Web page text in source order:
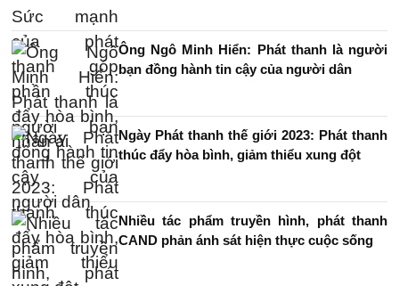
Ông Ngô Minh Hiển: Phát thanh là người
bạn đồng hành tin cậy của người dân
Ngày Phát thanh thế giới 2023: Phát thanh
thúc đẩy hòa bình, giảm thiểu xung đột
Nhiều tác phẩm truyền hình, phát thanh
CAND phản ánh sát hiện thực cuộc sống